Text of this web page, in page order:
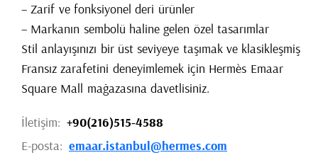
– Zarif ve fonksiyonel deri ürünler
– Markanın sembolü haline gelen özel tasarımlar
Stil anlayışınızı bir üst seviyeye taşımak ve klasikleşmiş
Fransız zarafetini deneyimlemek için Hermès Emaar
Square Mall mağazasına davetlisiniz.
İletişim: +90(216)515-4588
E-posta: emaar.istanbul@hermes.com